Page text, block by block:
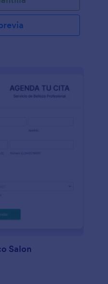
Salon